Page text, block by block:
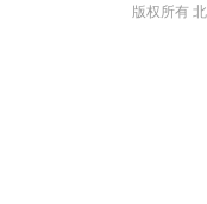
版权所有